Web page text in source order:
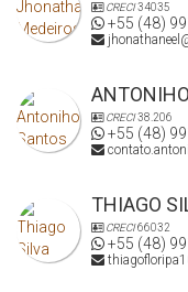
CRECI34035
+55 (48)
CRECI38.206
+55 (48)
THIAGO
CRECI66032
+55 (48)